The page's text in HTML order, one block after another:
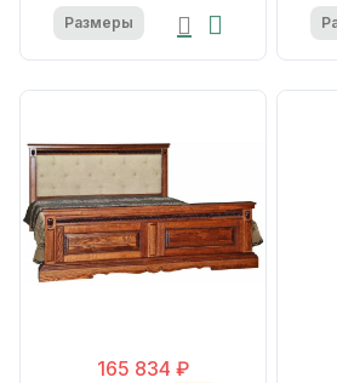
Размеры
165 834 ₽